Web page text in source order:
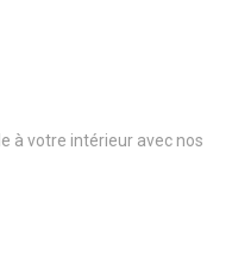
à votre intérieur avec nos